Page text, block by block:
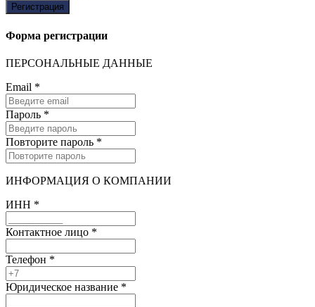
Регистрация
Форма регистрации
ПЕРСОНАЛЬНЫЕ ДАННЫЕ
Email *
Пароль *
Повторите пароль *
ИНФОРМАЦИЯ О КОМПАНИИ
ИНН *
Контактное лицо *
Телефон *
Юридическое название *